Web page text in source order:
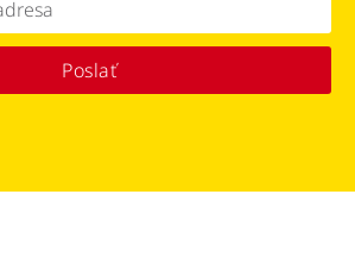
Poslať